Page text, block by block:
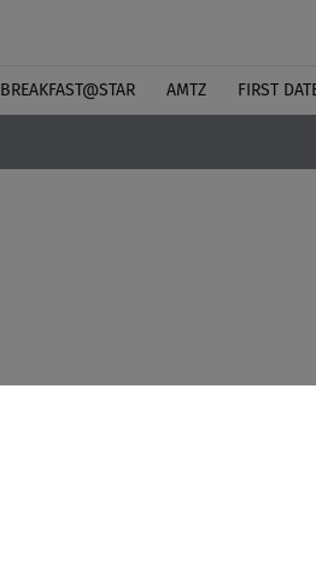
BREAKFAST@STAR ΑΜΤΖ FIRST